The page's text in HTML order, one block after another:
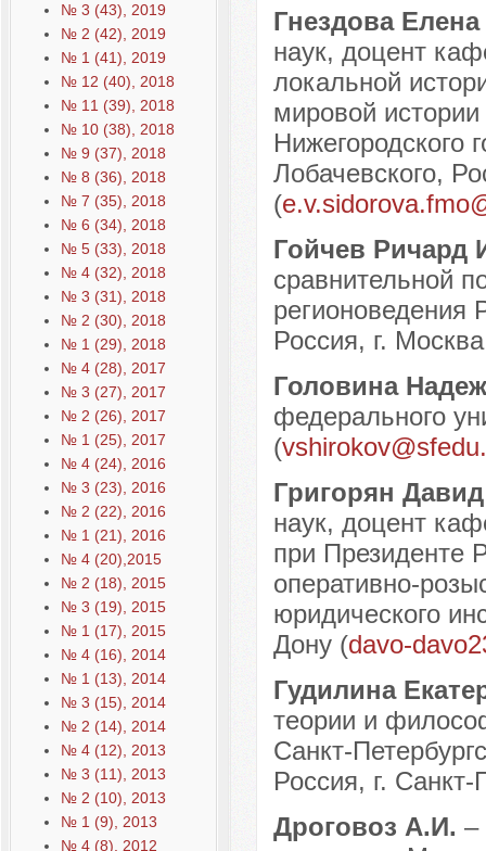
№ 3 (43), 2019
№ 2 (42), 2019
№ 1 (41), 2019
№ 12 (40), 2018
№ 11 (39), 2018
№ 10 (38), 2018
№ 9 (37), 2018
№ 8 (36), 2018
№ 7 (35), 2018
№ 6 (34), 2018
№ 5 (33), 2018
№ 4 (32), 2018
№ 3 (31), 2018
№ 2 (30), 2018
№ 1 (29), 2018
№ 4 (28), 2017
№ 3 (27), 2017
№ 2 (26), 2017
№ 1 (25), 2017
№ 4 (24), 2016
№ 3 (23), 2016
№ 2 (22), 2016
№ 1 (21), 2016
№ 4 (20),2015
№ 2 (18), 2015
№ 3 (19), 2015
№ 1 (17), 2015
№ 4 (16), 2014
№ 1 (13), 2014
№ 3 (15), 2014
№ 2 (14), 2014
№ 4 (12), 2013
№ 3 (11), 2013
№ 2 (10), 2013
№ 1 (9), 2013
№ 4 (8), 2012
Гнездова
наук, доцент
локальной
мировой истории
Нижегородского
Лобачевского,
(
Гойчев Ричард
сравнительной
регионоведения
Россия, г.
Головина
федерального
(
Григорян
наук, доцент
при Президенте
оперативно-
юридического
Дону (davo-
Гудилина
теории и
Санкт-
Россия, г. Санкт-
Дроговоз А.И. –